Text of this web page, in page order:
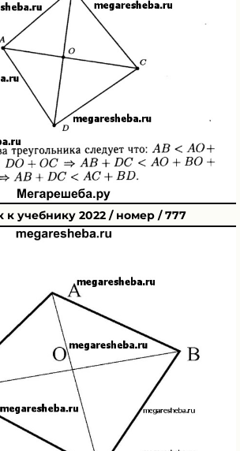
учебнику 2022 / номер / 777